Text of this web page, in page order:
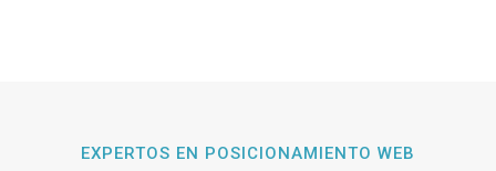
EXPERTOS EN POSICIONAMIENTO WEB